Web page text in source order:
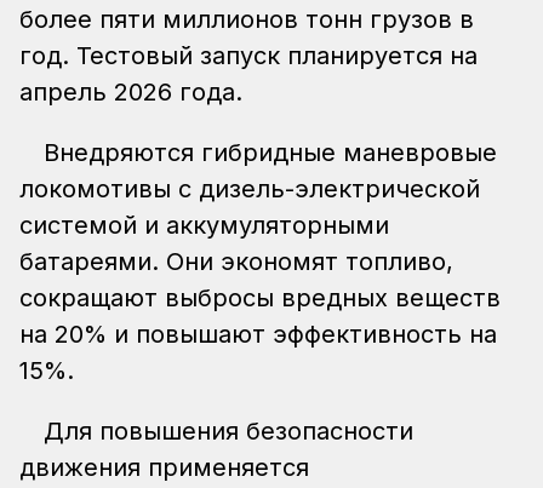
более пяти миллионов тонн грузов в
год. Тестовый запуск планируется на
апрель 2026 года.
Внедряются гибридные маневровые
локомотивы с дизель-электрической
системой и аккумуляторными
батареями. Они экономят топливо,
сокращают выбросы вредных веществ
на 20% и повышают эффективность на
15%.
Для повышения безопасности
движения применяется